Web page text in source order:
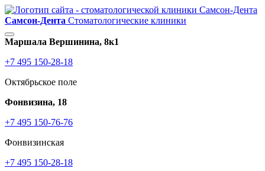
Самсон-Дента Стоматологические клиники
Маршала Вершинина, 8к1
+7 495 150-28-18
Октябрьское поле
Фонвизина, 18
+7 495 150-76-76
Фонвизинская
+7 495 150-28-18